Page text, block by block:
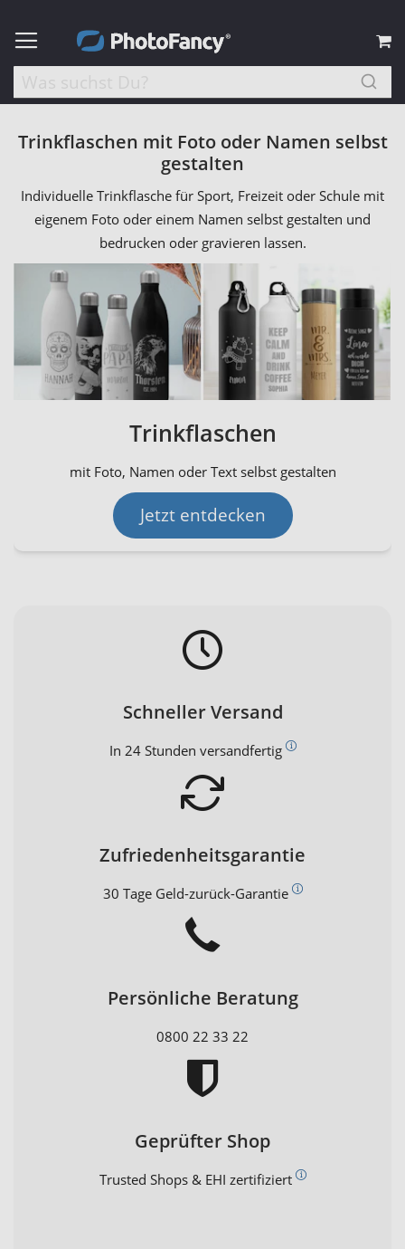
Trinkflaschen mit Foto oder Namen selbst
gestalten
Individuelle Trinkflasche für Sport, Freizeit oder Schule mit
eigenem Foto oder einem Namen selbst gestalten und
bedrucken oder gravieren lassen.
Trinkflaschen
mit Foto, Namen oder Text selbst gestalten
Jetzt entdecken
Schneller Versand
In 24 Stunden versandfertig
Zufriedenheitsgarantie
30 Tage Geld-zurück-Garantie
Persönliche Beratung
0800 22 33 22
Geprüfter Shop
Trusted Shops & EHI zertifiziert